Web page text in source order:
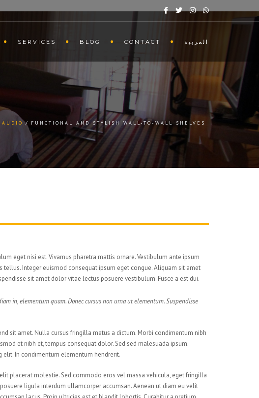
SERVICES BLOG CONTACT العربية
AUDIO FUNCTIONAL AND STYLISH WALL-TO-WALL SHELVES
eget nisi est. Vivamus pharetra mattis ornare. Vestibulum ante ipsum
Integer euismod consequat ipsum eget congue. Aliquam sit amet
sit amet dolor vitae lectus posuere vestibulum. Fusce a est dui.
in, elementum quam. Donec cursus non urna ut elementum. Suspendisse
sit amet. Nulla cursus fringilla metus a dictum. Morbi condimentum nibh
et nibh et, tempus consequat dolor. Sed sed malesuada ipsum.
In condimentum elementum hendrerit.
placerat molestie. Sed commodo eros vel massa vehicula, eget fringilla
ligula interdum ullamcorper accumsan. Aenean ut diam eu velit